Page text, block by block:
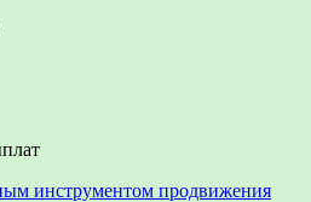
инструментом продвижения